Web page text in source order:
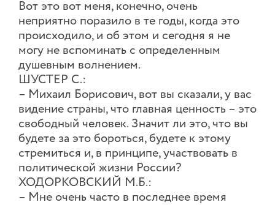
Вот это вот меня, конечно, очень
неприятно поразило в те годы, когда это
происходило, и об этом и сегодня я не
могу не вспоминать с определенным
душевным волнением.
ШУСТЕР С.:
– Михаил Борисович, вот вы сказали, у вас
видение страны, что главная ценность – это
свободный человек. Значит ли это, что вы
будете за это бороться, будете к этому
стремиться и, в принципе, участвовать в
политической жизни России?
ХОДОРКОВСКИЙ М.Б.:
– Мне очень часто в последнее время